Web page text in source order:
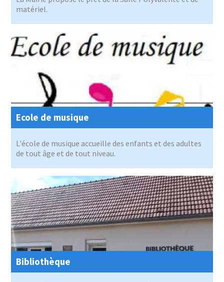
matériel.
Ecole de musique
L'école de musique accueille des enfants et des adultes
de tout âge et de tout niveau.
Bibliothèque